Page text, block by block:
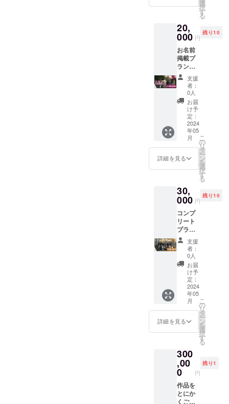
（2024
年5月中
を目安
に発送
いたし
ま
す。）
注意事
項 Blu-
ray版の
映像は
FHD(19
20p),SD
Rとなり
ます。
4K,HD
Rでの公
め、も
しよろ
ばそち
らも合
わせて
ご支援
いただ
けます
と幸い
です。
画「前
本 Blu-
rayと映
画「前
路」オ
フィ
シャル
フォト
ブッ
ク、映
画「前
路」の
台本を
指定の
住所に
お届け
するプ
ランで
ドファ
ンディ
ング終
了後と
なりま
す。
（2024
年５月
中を目
安に発
送いた
しま
す。）
注意事
項 Blu-
ray版は
FHD,SD
Rでの映
おりま
す。
4K,HD
Rでの公
開は
web限
選
択
す
る
20,
000 円
残り10
お名前
掲載プ
ラン
（法人
可） 映
画「前
路」の
クレ
ジット
（エン
ドロー
ル）に
Special
thanks
として
お名前
するプ
ランで
す。個
人の方
はご支
援いた
だきま
した方
のフル
ネーム
又はご
希望の
お名前
を記載
させて
いただ
きま
法人名
などを
ご記載
下さ
い。 備
考欄に
支援
者：
0人
お届
け予
定：
2024
年05
月
詳細を見る
こ
の
リ
タ
ー
ン
を
選
択
す
る
30,
000 円
残り10
コンプ
リート
プラン
内容：
主要ス
タッ
フ・
キャス
トから
のお礼
メール
（コン
プリー
トプラ
ン限
定）＋
Web先
行公開
＋メイ
キング
＋Blu-
ray＋
フォト
支援
者：
0人
お届
け予
定：
2024
年05
月
詳細を見る
こ
の
リ
タ
ー
ン
を
選
択
す
る
300
,00
0 円
残り1
作品を
とにか
くご支